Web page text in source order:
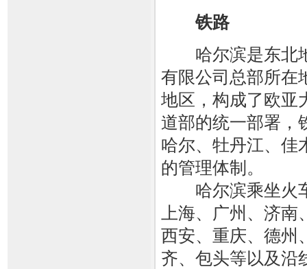
铁路
哈尔滨是东北地
有限公司总部所在
地区，构成了欧亚
道部的统一部署，
哈尔、牡丹江、佳
的管理体制。
哈尔滨乘坐火车
上海、广州、济南
西安、重庆、德州
齐、包头等以及沿